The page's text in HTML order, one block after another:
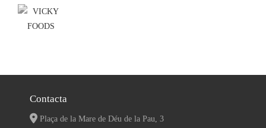
Contacta
Plaça de la Mare de Déu de la Pau, 3